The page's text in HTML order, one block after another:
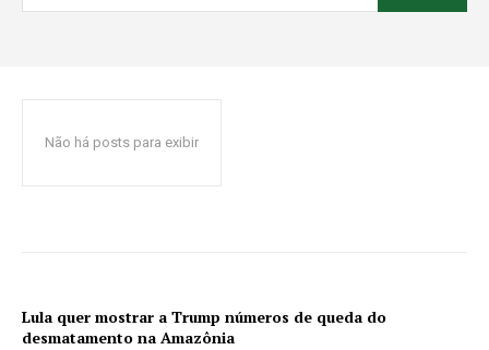
Não há posts para exibir
Lula quer mostrar a Trump números de queda do
desmatamento na Amazônia